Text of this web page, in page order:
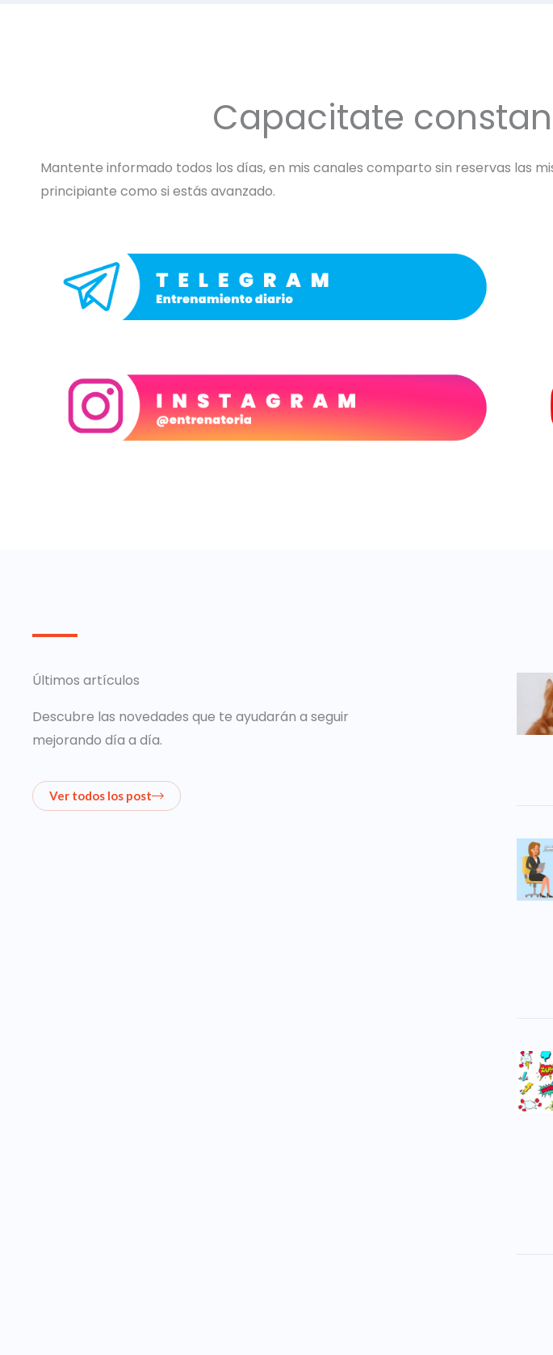
Capacitate
Mantente informado todos los días, en mis canales comparto sin reservas las
principiante como si estás avanzado.
Últimos artículos
Descubre las novedades que te ayudarán a seguir
mejorando día a día.
Ver todos los post